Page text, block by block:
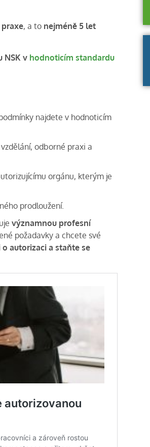
, a to nejméně 5 let
NSK v hodnoticím standardu
najdete v hodnoticím
odborné praxi a
orgánu, kterým je
prodloužení.
významnou profesní
požadavky a chcete své
o autorizaci a staňte se